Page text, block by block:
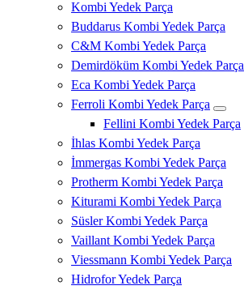
Kombi Yedek Parça
Buddarus Kombi Yedek Parça
C&M Kombi Yedek Parça
Demirdöküm Kombi Yedek Parça
Eca Kombi Yedek Parça
Ferroli Kombi Yedek Parça
Fellini Kombi Yedek Parça
İhlas Kombi Yedek Parça
İmmergas Kombi Yedek Parça
Protherm Kombi Yedek Parça
Kiturami Kombi Yedek Parça
Süsler Kombi Yedek Parça
Vaillant Kombi Yedek Parça
Viessmann Kombi Yedek Parça
Hidrofor Yedek Parça